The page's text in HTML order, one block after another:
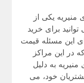
منیریه یکی از
برای خرید
این مسئله قیمت
در این مراکز
به دلیل
خود، می